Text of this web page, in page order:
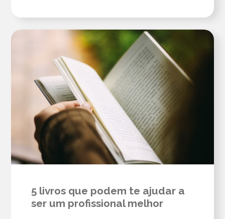
5 livros que podem te ajudar a
ser um profissional melhor